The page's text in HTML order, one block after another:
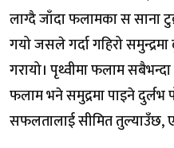
लाग्दै जाँदा फलामका स साना
गयो जसले गर्दा गहिरो
गरायो। पृथ्वीमा फलाम
फलाम भने समुद्रमा पाइने दुर्लभ
सफलतालाई सीमित तुल्याउँछ,